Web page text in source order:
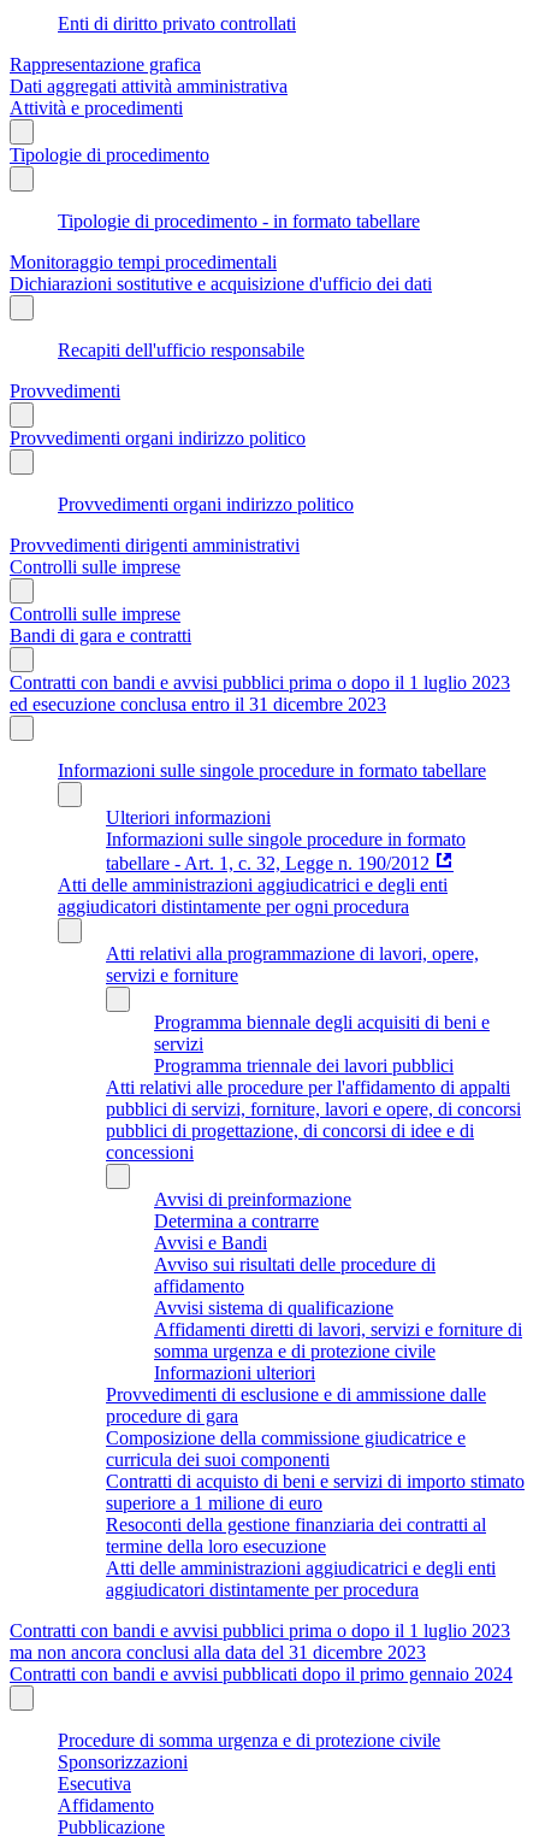
Enti di diritto privato controllati
Rappresentazione grafica
Dati aggregati attività amministrativa
Attività e procedimenti
Tipologie di procedimento
Tipologie di procedimento - in formato tabellare
Monitoraggio tempi procedimentali
Dichiarazioni sostitutive e acquisizione d'ufficio dei dati
Recapiti dell'ufficio responsabile
Provvedimenti
Provvedimenti organi indirizzo politico
Provvedimenti organi indirizzo politico
Provvedimenti dirigenti amministrativi
Controlli sulle imprese
Controlli sulle imprese
Bandi di gara e contratti
Contratti con bandi e avvisi pubblici prima o dopo il 1 luglio 2023
ed esecuzione conclusa entro il 31 dicembre 2023
Informazioni sulle singole procedure in formato tabellare
Ulteriori informazioni
Informazioni sulle singole procedure in formato
tabellare - Art. 1, c. 32, Legge n. 190/2012
Atti delle amministrazioni aggiudicatrici e degli enti
aggiudicatori distintamente per ogni procedura
Atti relativi alla programmazione di lavori, opere,
servizi e forniture
Programma biennale degli acquisiti di beni e
servizi
Programma triennale dei lavori pubblici
Atti relativi alle procedure per l'affidamento di appalti
pubblici di servizi, forniture, lavori e opere, di concorsi
pubblici di progettazione, di concorsi di idee e di
concessioni
Avvisi di preinformazione
Determina a contrarre
Avvisi e Bandi
Avviso sui risultati delle procedure di
affidamento
Avvisi sistema di qualificazione
Affidamenti diretti di lavori, servizi e forniture di
somma urgenza e di protezione civile
Informazioni ulteriori
Provvedimenti di esclusione e di ammissione dalle
procedure di gara
Composizione della commissione giudicatrice e
curricula dei suoi componenti
Contratti di acquisto di beni e servizi di importo stimato
superiore a 1 milione di euro
Resoconti della gestione finanziaria dei contratti al
termine della loro esecuzione
Atti delle amministrazioni aggiudicatrici e degli enti
aggiudicatori distintamente per procedura
Contratti con bandi e avvisi pubblici prima o dopo il 1 luglio 2023
ma non ancora conclusi alla data del 31 dicembre 2023
Contratti con bandi e avvisi pubblicati dopo il primo gennaio 2024
Procedure di somma urgenza e di protezione civile
Sponsorizzazioni
Esecutiva
Affidamento
Pubblicazione